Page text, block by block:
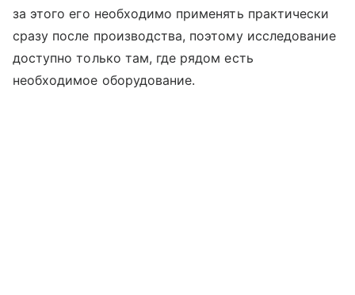
за этого его необходимо применять практически
сразу после производства, поэтому исследование
доступно только там, где рядом есть
необходимое оборудование.